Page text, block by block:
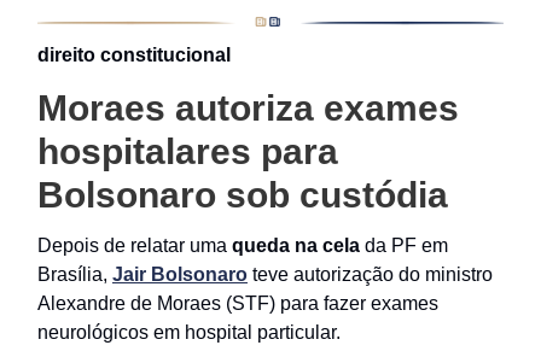
direito constitucional
Moraes autoriza exames
hospitalares para
Bolsonaro sob custódia
Depois de relatar uma queda na cela da PF em
Brasília, Jair Bolsonaro teve autorização do ministro
Alexandre de Moraes (STF) para fazer exames
neurológicos em hospital particular.